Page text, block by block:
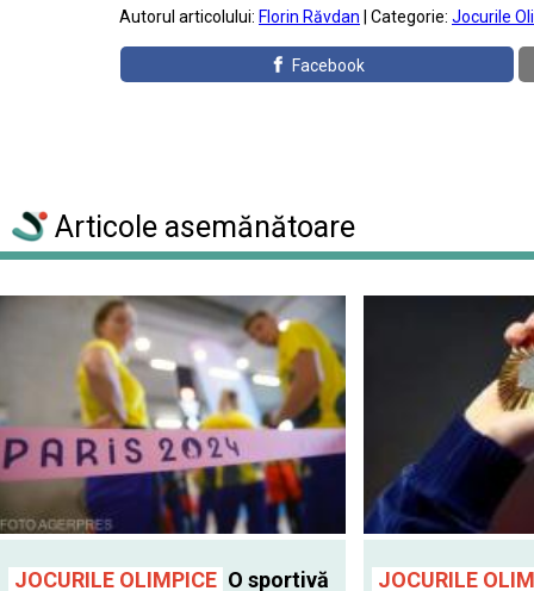
Autorul articolului: Florin Răvdan | Categorie: Jocurile
Facebook
Articole asemănătoare
JOCURILE OLIMPICE O sportivă JOCURILE